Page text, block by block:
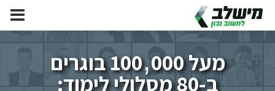
מעל 100 ,000 בוגרים
ב-80 מסלולי לימוד: